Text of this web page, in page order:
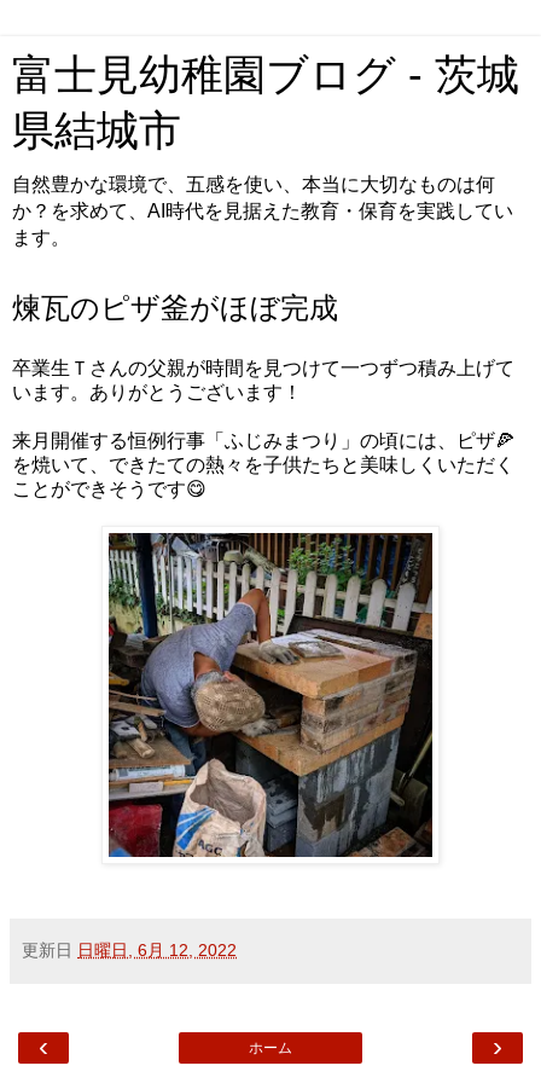
富士見幼稚園ブログ - 茨城
県結城市
自然豊かな環境で、五感を使い、本当に大切なものは何
か？を求めて、AI時代を見据えた教育・保育を実践してい
ます。
煉瓦のピザ釜がほぼ完成
卒業生Ｔさんの父親が時間を見つけて一つずつ積み上げて
います。ありがとうございます！
来月開催する恒例行事「ふじみまつり」の頃には、ピザ🍕
を焼いて、できたての熱々を子供たちと美味しくいただく
ことができそうです😋
更新日 日曜日, 6月 12, 2022
‹ ›
ホーム